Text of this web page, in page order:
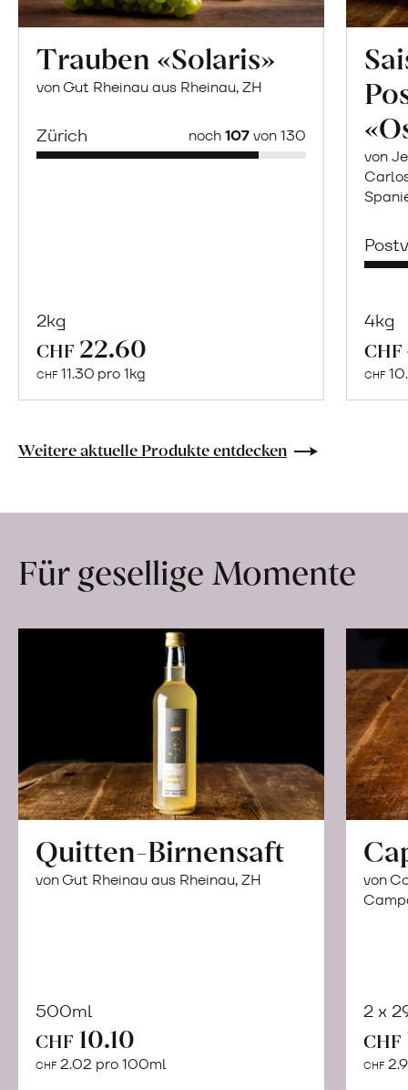
Trauben «Solaris»
von Gut Rheinau aus Rheinau, ZH
Zürich noch107von 130
2kg
CHF 22.60
CHF 11.30 pro 1kg
Naturbelassene
Lebensmittel
Hof
erfahren
von
4kg
CHF
CHF
Weitere aktuelle Produkte entdecken
Für gesellige Momente
Quitten-Birnensaft
von Gut Rheinau aus Rheinau, ZH
500ml
CHF 10.10
CHF 2.02 pro 100ml
Warenkorb
von
2 x
CHF
CHF